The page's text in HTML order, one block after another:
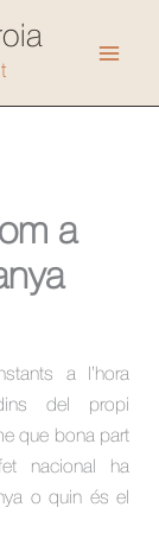
a
a l’hora
del propi
que bona part
nacional ha
o quin és el